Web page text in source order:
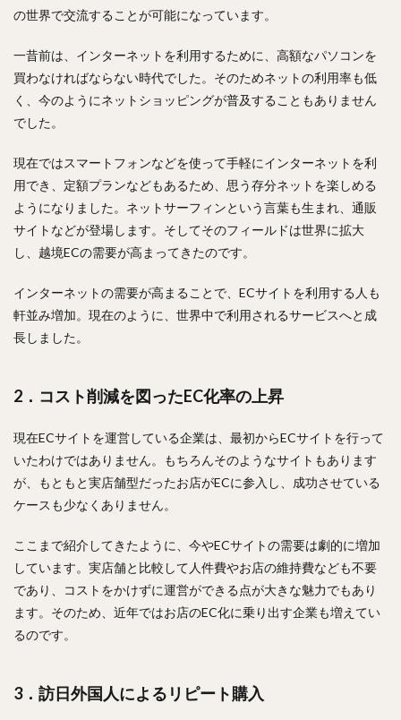
の世界で交流することが可能になっています。
一昔前は、インターネットを利用するために、高額なパソコンを
買わなければならない時代でした。そのためネットの利用率も低
く、今のようにネットショッピングが普及することもありません
でした。
現在ではスマートフォンなどを使って手軽にインターネットを利
用でき、定額プランなどもあるため、思う存分ネットを楽しめる
ようになりました。ネットサーフィンという言葉も生まれ、通販
サイトなどが登場します。そしてそのフィールドは世界に拡大
し、越境ECの需要が高まってきたのです。
インターネットの需要が高まることで、ECサイトを利用する人も
軒並み増加。現在のように、世界中で利用されるサービスへと成
長しました。
2．コスト削減を図ったEC化率の上昇
現在ECサイトを運営している企業は、最初からECサイトを行って
いたわけではありません。もちろんそのようなサイトもあります
が、もともと実店舗型だったお店がECに参入し、成功させている
ケースも少なくありません。
ここまで紹介してきたように、今やECサイトの需要は劇的に増加
しています。実店舗と比較して人件費やお店の維持費なども不要
であり、コストをかけずに運営ができる点が大きな魅力でもあり
ます。そのため、近年ではお店のEC化に乗り出す企業も増えてい
るのです。
3．訪日外国人によるリピート購入